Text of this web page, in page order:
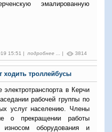
эмалированную
15:51 | подробнее ... | 3814
ходить троллейбусы
в Керчи
рабочей группы по
услуг населению. Члены
о прекращении работы
оборудования и